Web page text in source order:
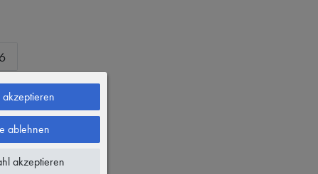
ablehnen
akzeptieren